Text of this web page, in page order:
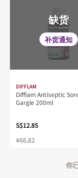
缺货
补货通知
DIFFLAM
Difflam Antiseptic
Gargle 200ml
S$12.85
¥66.82
你